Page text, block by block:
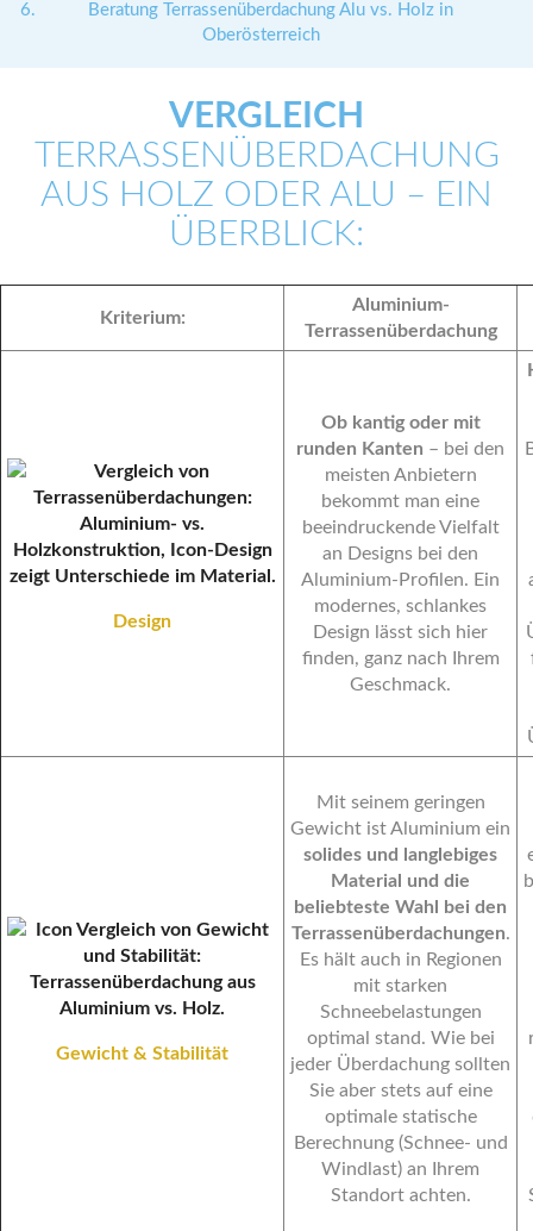
Beratung Terrassenüberdachung Alu vs. Holz in
Oberösterreich
VERGLEICH
TERRASSENÜBERDACHUNG
AUS HOLZ ODER ALU – EIN
ÜBERBLICK:
Kriterium:
Aluminium-
Terrassenüberdachung
Design
Ob kantig oder mit
runden Kanten – bei den
meisten Anbietern
bekommt man eine
beeindruckende Vielfalt
an Designs bei den
Aluminium-Profilen. Ein
modernes, schlankes
Design lässt sich hier
finden, ganz nach Ihrem
Geschmack.
Gewicht & Stabilität
Mit seinem geringen
Gewicht ist Aluminium ein
solides und langlebiges
Material und die
beliebteste Wahl bei den
Terrassenüberdachungen.
Es hält auch in Regionen
mit starken
Schneebelastungen
optimal stand. Wie bei
jeder Überdachung sollten
Sie aber stets auf eine
optimale statische
Berechnung (Schnee- und
Windlast) an Ihrem
Standort achten.